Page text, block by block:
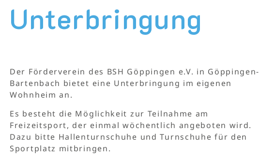
Unterbringung
Der Förderverein des BSH Göppingen e.V. in Göppingen-
Bartenbach bietet eine Unterbringung im eigenen
Wohnheim an.
Es besteht die Möglichkeit zur Teilnahme am
Freizeitsport, der einmal wöchentlich angeboten wird.
Dazu bitte Hallenturnschuhe und Turnschuhe für den
Sportplatz mitbringen.